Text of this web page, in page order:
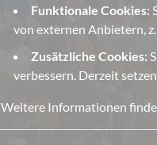
Funktionale Cookies:
von externen Anbietern,
Zusätzliche Cookies:
verbessern. Derzeit
Weitere Informationen